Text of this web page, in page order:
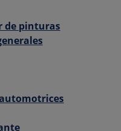
de pinturas